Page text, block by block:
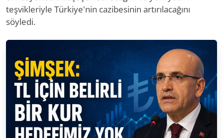
teşvikleriyle Türkiye'nin cazibesinin artırılacağını
söyledi.